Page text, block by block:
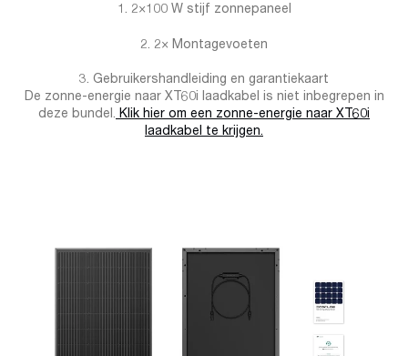
1. 2×100 W stijf zonnepaneel
2. 2× Montagevoeten
3. Gebruikershandleiding en garantiekaart
De zonne-energie naar XT60i laadkabel is niet inbegrepen in
deze bundel. Klik hier om een zonne-energie naar XT60i
laadkabel te krijgen.